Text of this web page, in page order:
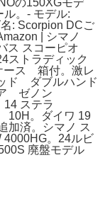
。- モデル:
: Scorpion DCご
| シマノ
ス スコーピオ
ストラディック
ース 箱付。激レ
ド ダブルハンド
ア ゼノン
ステラ
。ダイワ 19
加済。シマノ ス
4000HG。24ルビ
廃盤モデル